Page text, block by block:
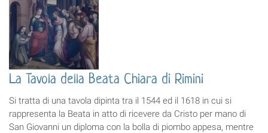
La Tavola della Beata Chiara di Rimini
Si tratta di una tavola dipinta tra il 1544 ed il 1618 in cui si
rappresenta la Beata in atto di ricevere da Cristo per mano di
San Giovanni un diploma con la bolla di piombo appesa, mentre